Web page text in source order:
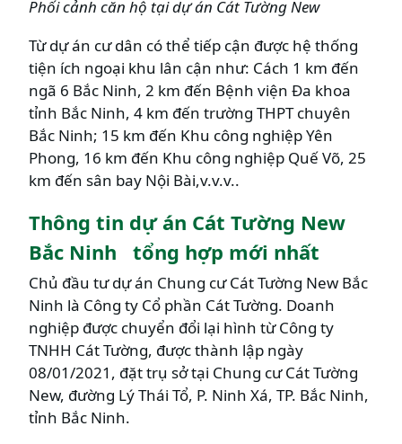
Phối cảnh căn hộ tại dự án Cát Tường New
Từ dự án cư dân có thể tiếp cận được hệ thống
tiện ích ngoại khu lân cận như: Cách 1 km đến
ngã 6 Bắc Ninh, 2 km đến Bệnh viện Đa khoa
tỉnh Bắc Ninh, 4 km đến trường THPT chuyên
Bắc Ninh; 15 km đến Khu công nghiệp Yên
Phong, 16 km đến Khu công nghiệp Quế Võ, 25
km đến sân bay Nội Bài,v.v.v..
Thông tin dự án Cát Tường New
Bắc Ninh tổng hợp mới nhất
Chủ đầu tư dự án Chung cư Cát Tường New Bắc
Ninh là Công ty Cổ phần Cát Tường. Doanh
nghiệp được chuyển đổi lại hình từ Công ty
TNHH Cát Tường, được thành lập ngày
08/01/2021, đặt trụ sở tại Chung cư Cát Tường
New, đường Lý Thái Tổ, P. Ninh Xá, TP. Bắc Ninh,
tỉnh Bắc Ninh.